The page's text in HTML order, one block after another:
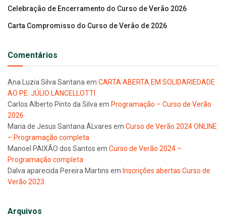
Celebração de Encerramento do Curso de Verão 2026
Carta Compromisso do Curso de Verão de 2026
Comentários
Ana Luzia Silva Santana em CARTA ABERTA EM SOLIDARIEDADE
AO PE. JÚLIO LANCELLOTTI
Carlos Alberto Pinto da Silva em Programação – Curso de Verão
2026
Maria de Jesus Santana ÁLvares em Curso de Verão 2024 ONLINE
– Programação completa
Manoel PAIXÃO dos Santos em Curso de Verão 2024 –
Programação completa
Dalva aparecida Pereira Martins em Inscrições abertas Curso de
Verão 2023
Arquivos